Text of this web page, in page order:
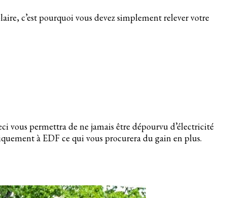
c’est pourquoi vous devez simplement relever votre
vous permettra de ne jamais être dépourvu d’électricité
à EDF ce qui vous procurera du gain en plus.